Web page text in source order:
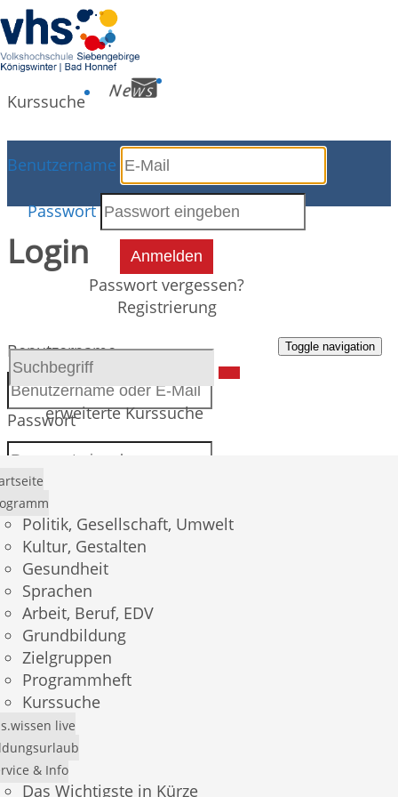
Kurssuche
Benutzername
Passwort
Anmelden
Passwort vergessen?
Registrierung
erweiterte Kurssuche
Toggle navigation
Politik, Gesellschaft, Umwelt
Kultur, Gestalten
Gesundheit
Sprachen
Arbeit, Beruf, EDV
Grundbildung
Zielgruppen
Programmheft
Kurssuche
live
& Info
Das Wichtigste in Kürze
Kursdetails
Login
Benutzername
Passwort
Anmelden
Passwort vergessen?
Registrierung
E-Mail *